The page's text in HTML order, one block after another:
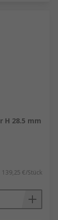
28.5 mm
139,25 €/Stück